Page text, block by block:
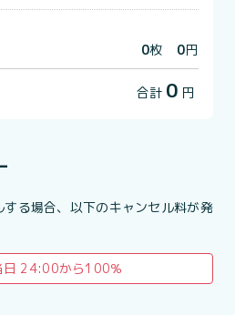
0枚 0円
合計 0 円
る場合、以下のキャンセル料が発
日 24:00から100％